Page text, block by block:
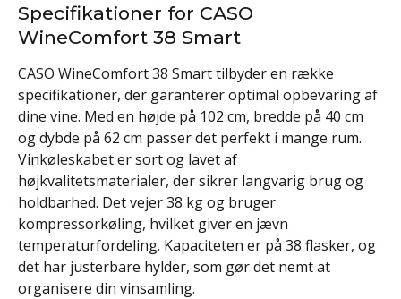
Specifikationer for CASO
WineComfort 38 Smart
CASO WineComfort 38 Smart tilbyder en række
specifikationer, der garanterer optimal opbevaring af
dine vine. Med en højde på 102 cm, bredde på 40 cm
og dybde på 62 cm passer det perfekt i mange rum.
Vinkøleskabet er sort og lavet af
højkvalitetsmaterialer, der sikrer langvarig brug og
holdbarhed. Det vejer 38 kg og bruger
kompressorkøling, hvilket giver en jævn
temperaturfordeling. Kapaciteten er på 38 flasker, og
det har justerbare hylder, som gør det nemt at
organisere din vinsamling.